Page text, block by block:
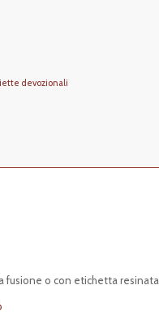
devozionali
fusione o con etichetta resinata